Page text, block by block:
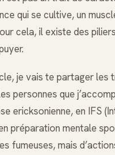
qui se cultive, un
cela, il existe des
je vais te partager les
personnes que
ericksonienne, en IFS
préparation mentale
fumeuses, mais